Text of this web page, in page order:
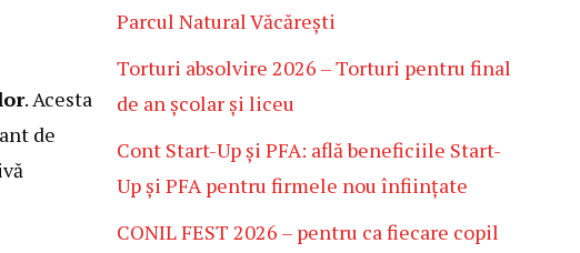
. Acesta
de
Parcul Natural Văcărești
Torturi absolvire 2026 – Torturi pentru final
de an școlar și liceu
Cont Start-Up și PFA: află beneficiile Start-
Up și PFA pentru firmele nou înființate
CONIL FEST 2026 – pentru ca fiecare copil